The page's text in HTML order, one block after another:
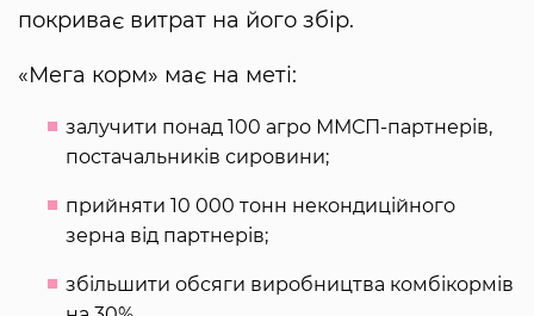
покриває витрат на його збір.
«Мега корм» має на меті:
залучити понад 100 агро ММСП-партнерів,
постачальників сировини;
прийняти 10 000 тонн некондиційного
зерна від партнерів;
збільшити обсяги виробництва комбікормів